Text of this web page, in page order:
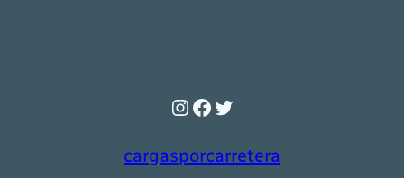
Instagram
Facebook
Twitter
cargasporcarretera